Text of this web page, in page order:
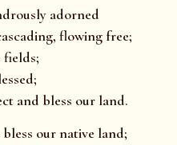
adorned
flowing free;
and bless our land.
our native land;